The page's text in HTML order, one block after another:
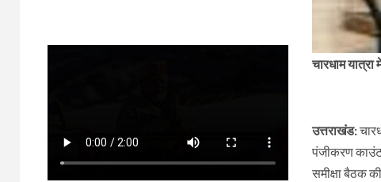
चारधाम
उत्तराखंड:
पंजीकरण
समीक्षा बैठक